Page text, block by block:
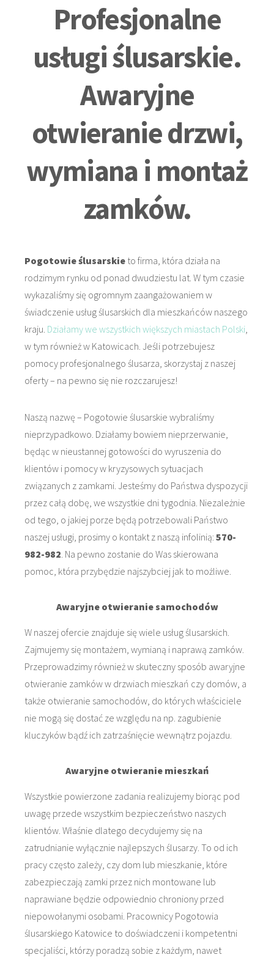
Profesjonalne
usługi ślusarskie.
Awaryjne
otwieranie drzwi,
wymiana i montaż
zamków.
Pogotowie ślusarskie to firma, która działa na
rodzimym rynku od ponad dwudziestu lat. W tym czasie
wykazaliśmy się ogromnym zaangażowaniem w
świadczenie usług ślusarskich dla mieszkańców naszego
kraju. Działamy we wszystkich większych miastach Polski,
w tym również w Katowicach. Jeśli potrzebujesz
pomocy profesjonalnego ślusarza, skorzystaj z naszej
oferty – na pewno się nie rozczarujesz!
Naszą nazwę – Pogotowie ślusarskie wybraliśmy
nieprzypadkowo. Działamy bowiem nieprzerwanie,
będąc w nieustannej gotowości do wyruszenia do
klientów i pomocy w kryzysowych sytuacjach
związanych z zamkami. Jesteśmy do Państwa dyspozycji
przez całą dobę, we wszystkie dni tygodnia. Niezależnie
od tego, o jakiej porze będą potrzebowali Państwo
naszej usługi, prosimy o kontakt z naszą infolinią: 570-
982-982. Na pewno zostanie do Was skierowana
pomoc, która przybędzie najszybciej jak to możliwe.
Awaryjne otwieranie samochodów
W naszej ofercie znajduje się wiele usług ślusarskich.
Zajmujemy się montażem, wymianą i naprawą zamków.
Przeprowadzimy również w skuteczny sposób awaryjne
otwieranie zamków w drzwiach mieszkań czy domów, a
także otwieranie samochodów, do których właściciele
nie mogą się dostać ze względu na np. zagubienie
kluczyków bądź ich zatrzaśnięcie wewnątrz pojazdu.
Awaryjne otwieranie mieszkań
Wszystkie powierzone zadania realizujemy biorąc pod
uwagę przede wszystkim bezpieczeństwo naszych
klientów. Właśnie dlatego decydujemy się na
zatrudnianie wyłącznie najlepszych ślusarzy. To od ich
pracy często zależy, czy dom lub mieszkanie, które
zabezpieczają zamki przez nich montowane lub
naprawiane będzie odpowiednio chroniony przed
niepowołanymi osobami. Pracownicy Pogotowia
ślusarskiego Katowice to doświadczeni i kompetentni
specjaliści, którzy poradzą sobie z każdym, nawet